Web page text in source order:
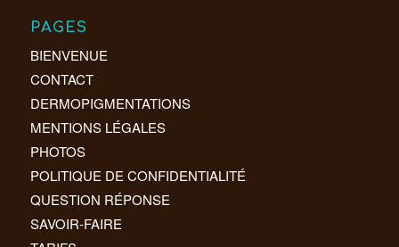
PAGES
BIENVENUE
CONTACT
DERMOPIGMENTATIONS
MENTIONS LÉGALES
PHOTOS
POLITIQUE DE CONFIDENTIALITÉ
QUESTION RÉPONSE
SAVOIR-FAIRE